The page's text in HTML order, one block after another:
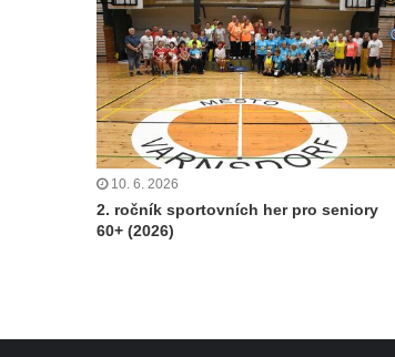
10. 6. 2026
2. ročník sportovních her pro seniory
60+ (2026)